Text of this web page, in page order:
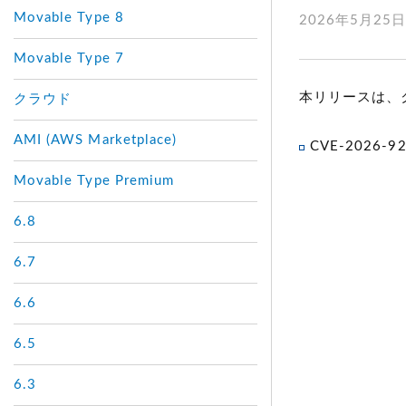
2026年5月25日
本リリースは、
CVE-2026-
Movable Type 8
Movable Type 7
クラウド
AMI (AWS Marketplace)
Movable Type Premium
6.8
6.7
6.6
6.5
6.3